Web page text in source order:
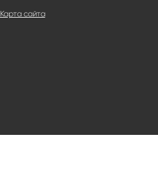
Карта сайта